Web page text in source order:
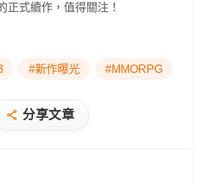
正式續作，值得關注！
#新作曝光 #MMORPG
分享文章